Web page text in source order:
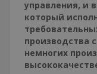
управления, и
который
производства
немногих